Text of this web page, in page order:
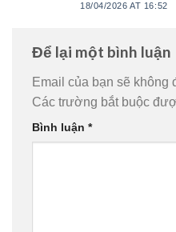
18/04/2026 AT 16:52
Để lại một bình luận
Email của bạn sẽ
Các trường bắt buộc
Bình luận *